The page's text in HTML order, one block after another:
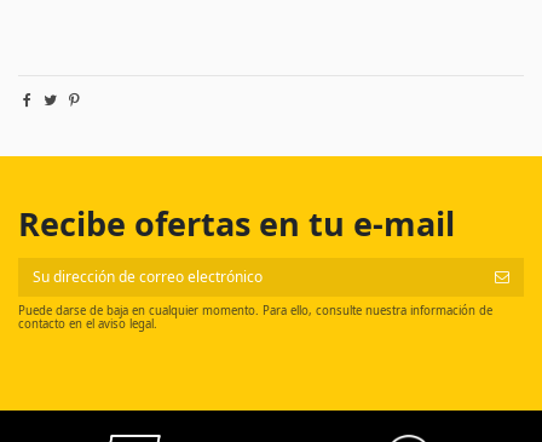
Recibe ofertas en tu e-mail
Puede darse de baja en cualquier momento. Para ello, consulte nuestra información de
contacto en el aviso legal.